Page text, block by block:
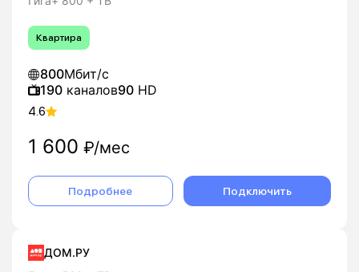
Квартира
800Мбит/с
190 каналов90 HD
4.6
1 600 ₽/мес
Подробнее Подключить
ДОМ.РУ